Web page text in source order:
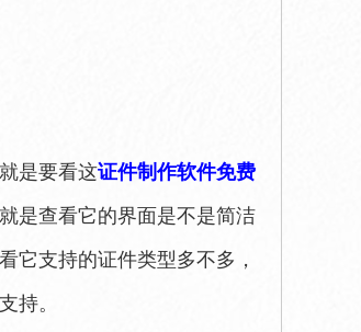
是要看这证件制作软件免费
是查看它的界面是不是简洁
它支持的证件类型多不多，
持。